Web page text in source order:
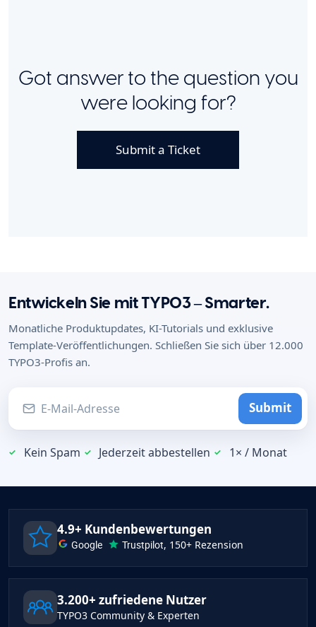
Got answer to the question you
were looking for?
Submit a Ticket
Entwickeln Sie mit TYPO3 – Smarter.
Monatliche Produktupdates, KI-Tutorials und exklusive
Template-Veröffentlichungen. Schließen Sie sich über 12.000
TYPO3-Profis an.
Submit
Kein Spam Jederzeit abbestellen 1× / Monat
4.9+ Kundenbewertungen
Google Trustpilot, 150+ Rezension
3.200+ zufriedene Nutzer
TYPO3 Community & Experten